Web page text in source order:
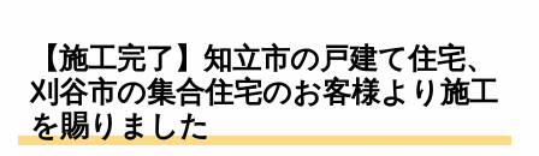
【施工完了】知立市の戸建て住宅、
刈谷市の集合住宅のお客様より施工
を賜りました